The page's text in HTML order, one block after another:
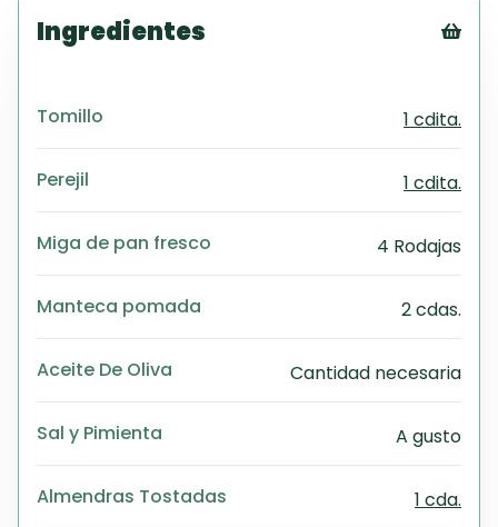
Ingredientes
Tomillo 1 cdita.
Perejil 1 cdita.
Miga de pan fresco 4 Rodajas
Manteca pomada 2 cdas.
Aceite De Oliva Cantidad necesaria
Sal y Pimienta A gusto
Almendras Tostadas 1 cda.